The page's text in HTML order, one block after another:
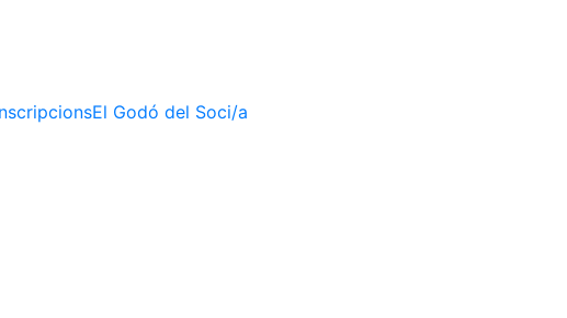
El Godó del Soci/a